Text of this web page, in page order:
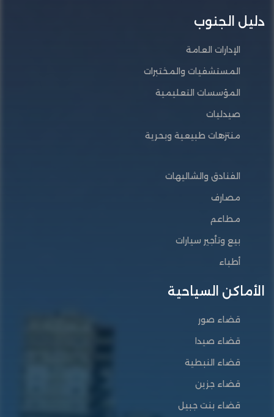
دليل الجنوب
الإدارات العامة
المستشفيات والمختبرات
المؤسسات التعليمية
صيدليات
منتزهات طبيعية وبحرية
الفنادق والشاليهات
مصارف
مطاعم
بيع وتأجير سيارات
أطباء
الأماكن السياحية
قضاء صور
قضاء صيدا
قضاء النبطية
قضاء جزين
قضاء بنت جبيل